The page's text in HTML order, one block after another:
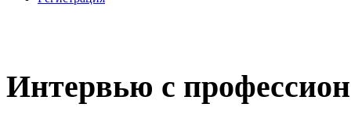
Интервью с